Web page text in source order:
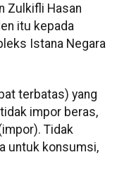
Zulkifli Hasan
itu kepada
Istana Negara
terbatas) yang
impor beras,
Tidak
untuk konsumsi,